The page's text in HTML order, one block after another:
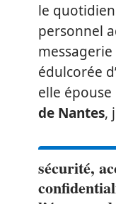
le
personnel
messagerie
édulcorée
elle épouse
de Nantes,
sécurité,